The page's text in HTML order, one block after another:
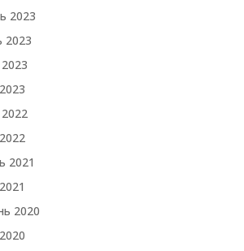
2023
2023
2021
2020